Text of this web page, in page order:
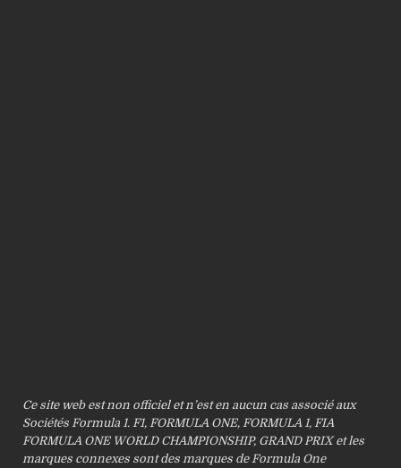
Ce site web est non officiel et n’est en aucun cas associé aux
Sociétés Formula 1. F1, FORMULA ONE, FORMULA 1, FIA
FORMULA ONE WORLD CHAMPIONSHIP, GRAND PRIX et les
marques connexes sont des marques de Formula One